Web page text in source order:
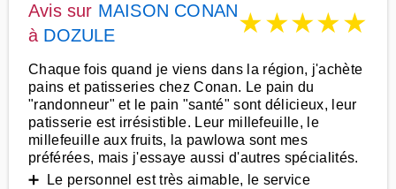
Avis sur MAISON CONAN
à DOZULE ★★★★★
Chaque fois quand je viens dans la région, j'achète
pains et patisseries chez Conan. Le pain du
"randonneur" et le pain "santé" sont délicieux, leur
patisserie est irrésistible. Leur millefeuille, le
millefeuille aux fruits, la pawlowa sont mes
préférées, mais j'essaye aussi d'autres spécialités.
➕ Le personnel est très aimable, le service